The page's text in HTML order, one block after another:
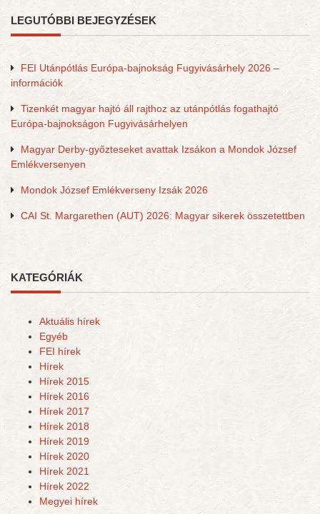
LEGUTÓBBI BEJEGYZÉSEK
FEI Utánpótlás Európa-bajnokság Fugyivásárhely 2026 –
információk
Tizenkét magyar hajtó áll rajthoz az utánpótlás fogathajtó
Európa-bajnokságon Fugyivásárhelyen
Magyar Derby-győzteseket avattak Izsákon a Mondok József
Emlékversenyen
Mondok József Emlékverseny Izsák 2026
CAI St. Margarethen (AUT) 2026: Magyar sikerek összetettben
KATEGÓRIÁK
Aktuális hírek
Egyéb
FEI hírek
Hírek
Hírek 2015
Hírek 2016
Hírek 2017
Hírek 2018
Hírek 2019
Hírek 2020
Hírek 2021
Hírek 2022
Megyei hírek